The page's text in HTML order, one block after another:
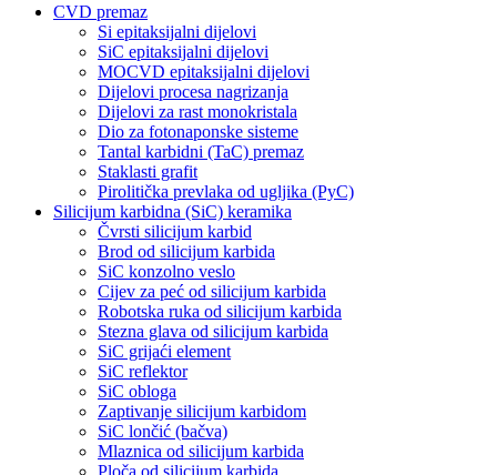
CVD premaz
Si epitaksijalni dijelovi
SiC epitaksijalni dijelovi
MOCVD epitaksijalni dijelovi
Dijelovi procesa nagrizanja
Dijelovi za rast monokristala
Dio za fotonaponske sisteme
Tantal karbidni (TaC) premaz
Staklasti grafit
Pirolitička prevlaka od ugljika (PyC)
Silicijum karbidna (SiC) keramika
Čvrsti silicijum karbid
Brod od silicijum karbida
SiC konzolno veslo
Cijev za peć od silicijum karbida
Robotska ruka od silicijum karbida
Stezna glava od silicijum karbida
SiC grijaći element
SiC reflektor
SiC obloga
Zaptivanje silicijum karbidom
SiC lončić (bačva)
Mlaznica od silicijum karbida
Ploča od silicijum karbida